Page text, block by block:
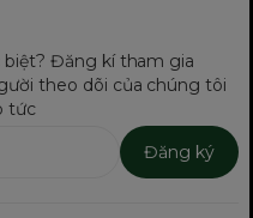
biệt? Đăng kí tham gia
theo dõi của chúng tôi
tức
Đăng ký